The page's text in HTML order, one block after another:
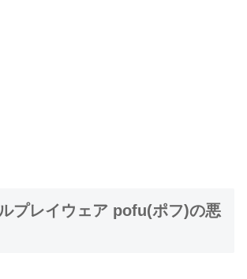
プレイウェア pofu(ポフ)の悪